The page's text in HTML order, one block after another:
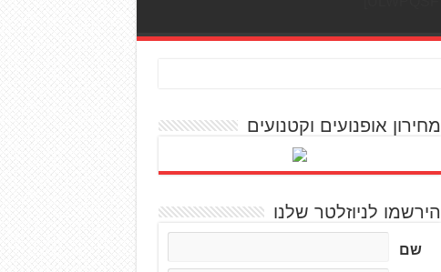
מחירון אופנועים וקטנועים
הירשמו לניוזלטר שלנו
שם